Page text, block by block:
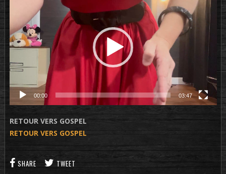
00:00 03:47
RETOUR VERS GOSPEL
RETOUR VERS GOSPEL
SHARE TWEET